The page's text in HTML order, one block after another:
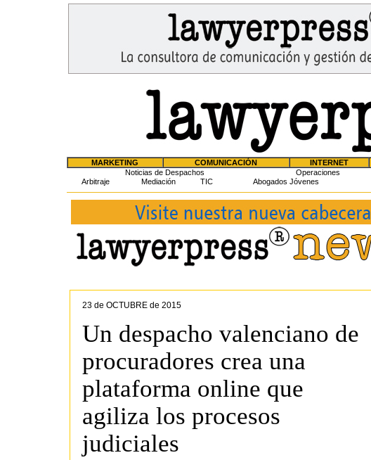
MARKETING COMUNICACIÓN INTERNET
Noticias de Despachos
Operaciones
Arbitraje
Mediación TIC Abogados Jóvenes
23 de OCTUBRE de 2015
Un despacho valenciano de
procuradores crea una
plataforma online que
agiliza los procesos
judiciales